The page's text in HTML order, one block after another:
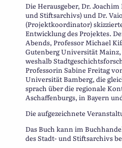
Die Herausgeber, Dr.
und Stiftsarchivs) und Dr.
(Projektkoordinator)
Entwicklung des Projektes.
Abends, Professor Michael
Gutenberg Universität
weshalb
Professorin Sabine Freitag
Universität Bamberg, die
sprach über die regionale
Aschaffenburgs, in Bayern
Die aufgezeichnete
Das Buch kann im
des Stadt- und Stiftsarchivs